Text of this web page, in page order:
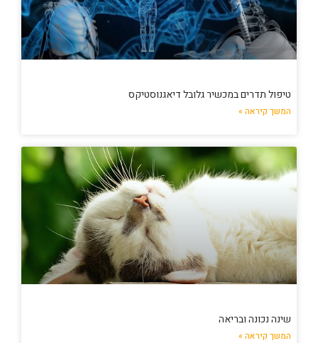
טיפול תדרים במכשיר גלובל דיאגנוסטיקס
המשך קיראה »
שינה נכונה ובריאה
המשך קיראה »